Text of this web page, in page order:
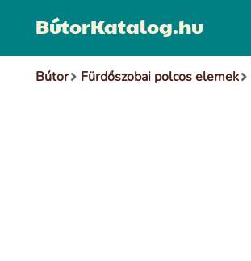
BútorKatalog.hu
Bútor Fürdőszobai polcos elemek